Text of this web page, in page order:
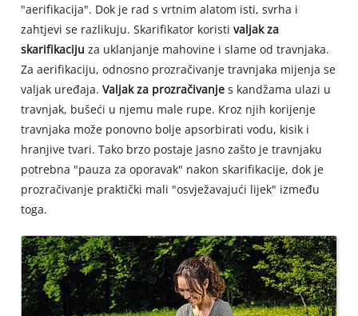
"aerifikacija". Dok je rad s vrtnim alatom isti, svrha i
zahtjevi se razlikuju. Skarifikator koristivaljak za
skarifikaciju za uklanjanje mahovine i slame od travnjaka.
Za aerifikaciju, odnosno prozračivanje travnjaka mijenja se
valjak uređaja.Valjak za prozračivanje s kandžama ulazi u
travnjak, bušeći u njemu male rupe. Kroz njih korijenje
travnjaka može ponovno bolje apsorbirati vodu, kisik i
hranjive tvari. Tako brzo postaje jasno zašto je travnjaku
potrebna "pauza za oporavak" nakon skarifikacije, dok je
prozračivanje praktički mali "osvježavajući lijek" između
toga.